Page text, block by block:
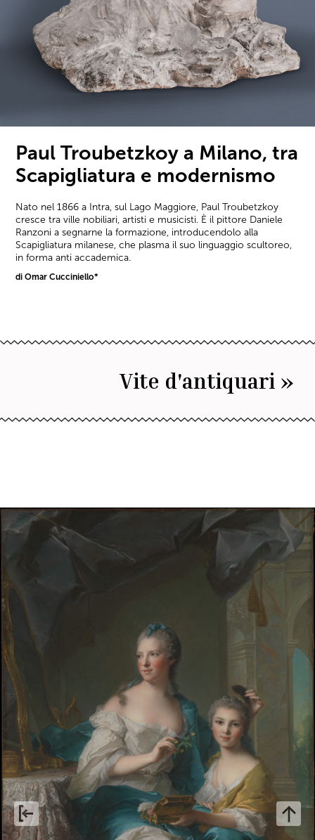
Paul Troubetzkoy a Milano, tra
Scapigliatura e modernismo
Nato nel 1866 a Intra, sul Lago Maggiore, Paul Troubetzkoy
cresce tra ville nobiliari, artisti e musicisti. È il pittore Daniele
Ranzoni a segnarne la formazione, introducendolo alla
Scapigliatura milanese, che plasma il suo linguaggio scultoreo,
in forma anti accademica.
di Omar Cucciniello*
Vite d'antiquari »